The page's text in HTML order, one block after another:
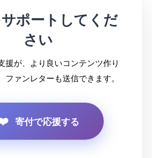
ポートしてくだ
さい
援が、より良いコンテンツ作り
ファンレターも送信できます。
寄付で応援する